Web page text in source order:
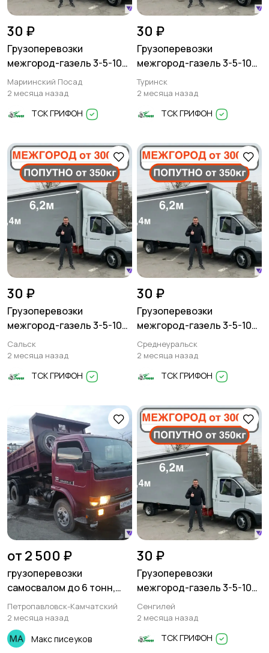
30 ₽
Грузоперевозки
межгород-газель 3-5-10
тонн
Мариинский Посад
2 месяца назад
ТСК ГРИФОН
30 ₽
Грузоперевозки
межгород-газель 3-5-10
тонн
Туринск
2 месяца назад
ТСК ГРИФОН
30 ₽
Грузоперевозки
межгород-газель 3-5-10
тонн
Сальск
2 месяца назад
ТСК ГРИФОН
30 ₽
Грузоперевозки
межгород-газель 3-5-10
тонн
Среднеуральск
2 месяца назад
ТСК ГРИФОН
от 2 500 ₽
грузоперевозки
самосвалом до 6 тонн,
фургоны от1 тонны 10
кубов до 3.5 тонн 20 кубов
и бортовой грузовик 1.5
тонны длинна кузова 4
Петропавловск-Камчатский
2 месяца назад
Макс писеуков
30 ₽
Грузоперевозки
межгород-газель 3-5-10
тонн
Сенгилей
2 месяца назад
ТСК ГРИФОН